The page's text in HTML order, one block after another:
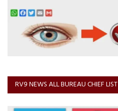
RV9 NEWS ALL BUREAU CHIEF LIST